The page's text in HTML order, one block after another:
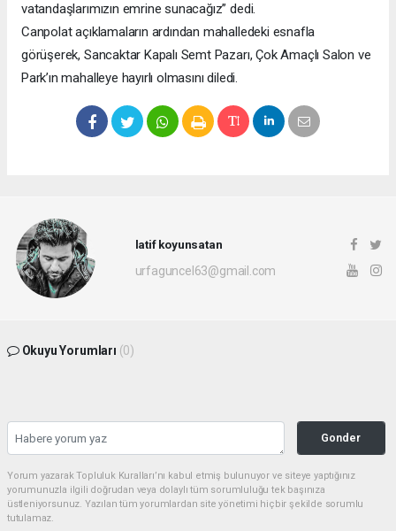
vatandaşlarımızın emrine sunacağız” dedi.
Canpolat açıklamaların ardından mahalledeki esnafla
görüşerek, Sancaktar Kapalı Semt Pazarı, Çok Amaçlı Salon ve
Park’ın mahalleye hayırlı olmasını diledi.
latif koyunsatan
urfaguncel63@gmail.com
Okuyu Yorumları (0)
Gonder
Yorum yazarak Topluluk Kuralları’nı kabul etmiş bulunuyor ve siteye yaptığınız
yorumunuzla ilgili doğrudan veya dolaylı tüm sorumluluğu tek başınıza
üstleniyorsunuz. Yazılan tüm yorumlardan site yönetimi hiçbir şekilde sorumlu
tutulamaz.